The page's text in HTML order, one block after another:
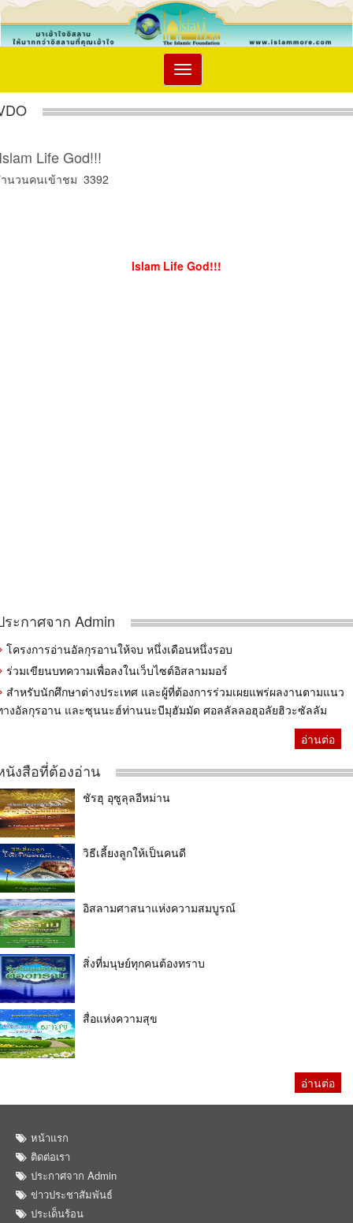
Toggle
navigation
Life God!!!
นวนคนเข้าชม 3392
Islam Life God!!!
ระกาศจาก Admin
โครงการอ่านอัลกุรอานให้จบ หนึ่งเดือนหนึ่งรอบ
ร่วมเขียนบทความเพื่อลงในเว็บไซต์อิสลามมอร์
สำหรับนักศึกษาต่างประเทศ และผู้ที่ต้องการร่วมเผยแพร่ผลงานตามแนว
างอัลกุรอาน และซุนนะฮ์ท่านนะบีมุฮัมมัด ศอลลัลลอฮุอลัยฮิวะซัลลัม
อ่านต่อ
นังสือที่ต้องอ่าน
ชัรฮุ อุซูลุลอีหม่าน
วิธีเลี้ยงลูกให้เป็นคนดี
อิสลามศาสนาแห่งความสมบูรณ์
สิ่งที่มนุษย์ทุกคนต้องทราบ
สื่อแห่งความสุข
อ่านต่อ
หน้าแรก
ติดต่อเรา
ประกาศจาก Admin
ข่าวประชาสัมพันธ์
ประเด็นร้อน